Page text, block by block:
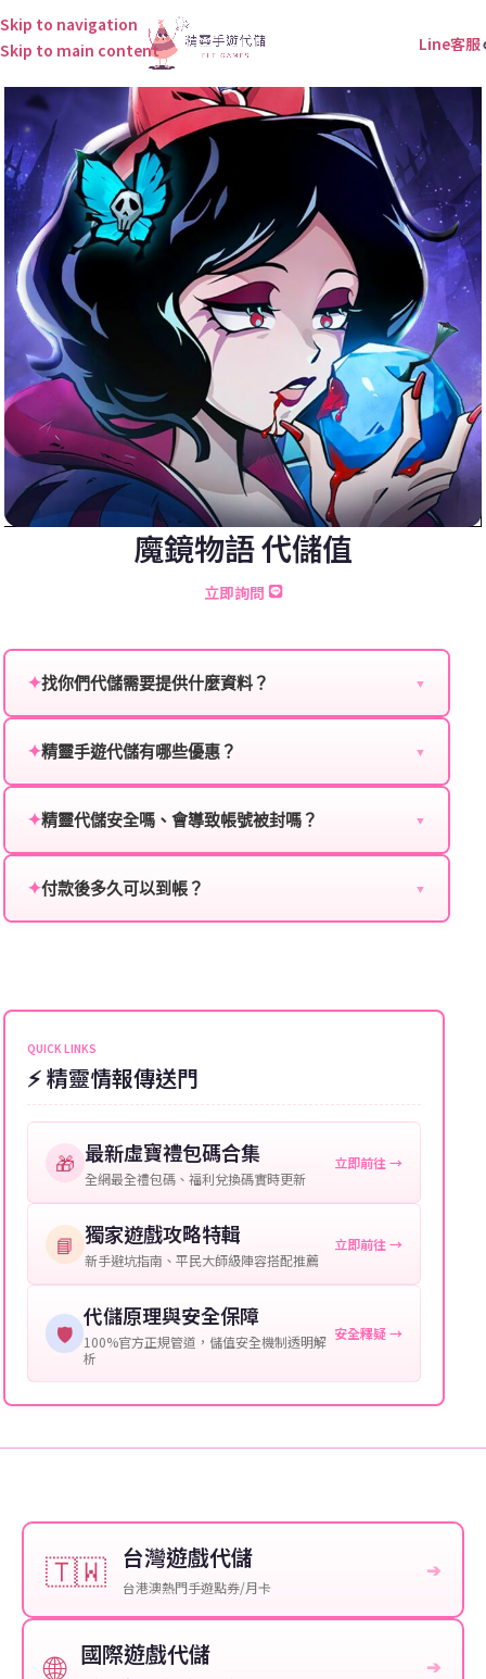
Skip to navigation
Skip to main content
Line客服
魔鏡物語 代儲值
立即詢問
✦找你們代儲需要提供什麼資料？ ▼
服：
角色名稱：您遊戲中的角色名稱。
等級：角色的當前等級。
提供這些信息能幫助我們更快地處理您的代儲需求，確
保您盡享遊戲樂趣！
✦精靈手遊代儲有哪些優惠？ ▼
贈送、大額儲值優惠及節日限定活動，儲值最低6折
✦精靈代儲安全嗎、會導致帳號被封嗎？ ▼
單，不使用外掛程式、非法點數或異常儲值管道。您獲
✦付款後多久可以到帳？ ▼
可直接聯絡客服查詢訂單進度。
QUICK LINKS
⚡ 精靈情報傳送門
🎁 最新虛寶禮包碼合集
全網最全禮包碼、福利兌換碼實時更新
立即前往 →
📘 獨家遊戲攻略特輯
新手避坑指南、平民大師級陣容搭配推薦
立即前往 →
🛡️
代儲原理與安全保障
100%官方正規管道，儲值安全機制透明解
析
安全釋疑 →
🇹🇼 台灣遊戲代儲
台港澳熱門手遊點券/月卡
➔
🌐 國際遊戲代儲 ➔